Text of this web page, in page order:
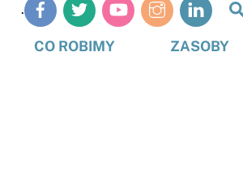
.
CO ROBIMY ZASOBY